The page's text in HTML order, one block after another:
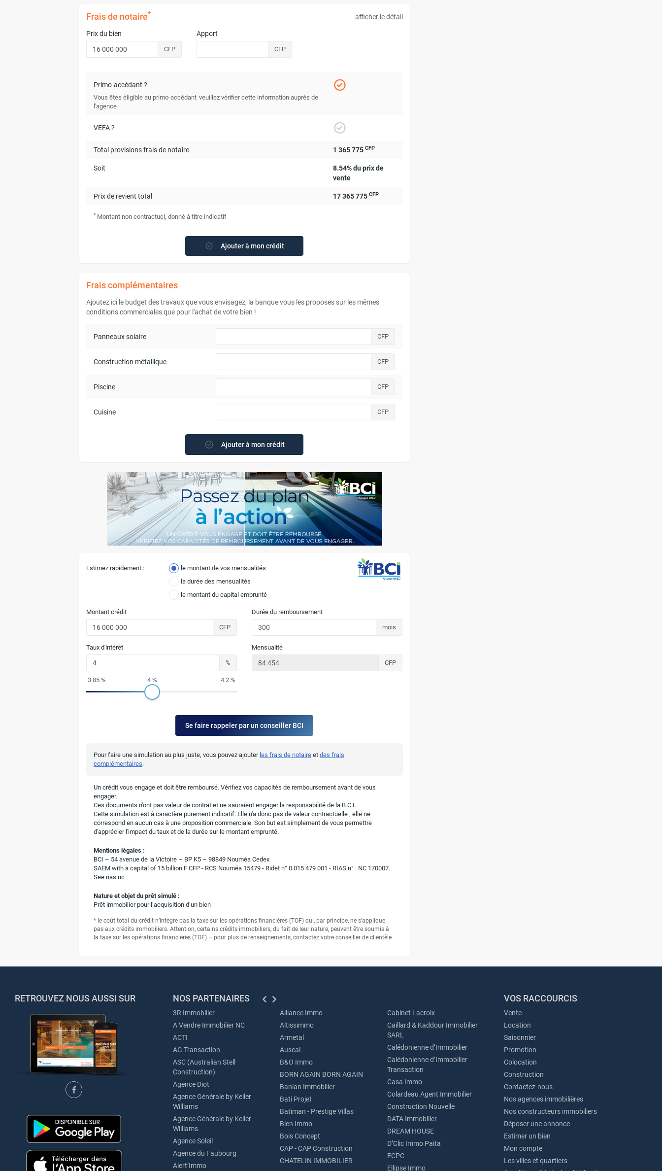
Frais de notaire* afficher le détail
Prix du bien
CFP
Apport
CFP
Primo-accédant ?
Vous êtes éligible au primo-accédant veuillez vérifier cette information auprès de
l'agence
VEFA ?
Total provisions frais de notaire 1 365 775 CFP
Soit
8.54% du prix de
vente
Prix de revient total 17 365 775 CFP
* Montant non contractuel, donné à titre indicatif
Ajouter à mon crédit
Frais complémentaires
Ajoutez ici le budget des travaux que vous envisagez, la banque vous les proposes sur les mêmes
conditions commerciales que pour l'achat de votre bien !
Panneaux solaire CFP
Construction métallique CFP
Piscine CFP
Cuisine CFP
Ajouter à mon crédit
Estimez rapidement :
le montant de vos mensualités
la durée des mensualités
le montant du capital emprunté
Montant crédit
CFP
Taux d'intérêt
%
3.85 % 4.2 %
4 %
Durée du remboursement
mois
Mensualité
CFP
Se faire rappeler par un conseiller BCI
Pour faire une simulation au plus juste, vous pouvez ajouter les frais de notaire et des frais
complémentaires.
Un crédit vous engage et doit être remboursé. Vérifiez vos capacités de remboursement avant de vous
engager.
Ces documents n'ont pas valeur de contrat et ne sauraient engager la responsabilité de la B.C.I.
Cette simulation est à caractère purement indicatif. Elle n'a donc pas de valeur contractuelle ; elle ne
correspond en aucun cas à une proposition commerciale. Son but est simplement de vous permettre
d'apprécier l'impact du taux et de la durée sur le montant emprunté.
Mentions légales :
BCI – 54 avenue de la Victoire – BP K5 – 98849 Nouméa Cedex
SAEM with a capital of 15 billion F CFP - RCS Nouméa 15479 - Ridet n° 0 015 479 001 - RIAS n° : NC 170007.
See rias.nc
Nature et objet du prêt simulé :
Prêt immobilier pour l’acquisition d’un bien
* le coût total du crédit n’intègre pas la taxe sur les opérations financières (TOF) qui, par principe, ne s’applique
pas aux crédits immobiliers. Attention, certains crédits immobiliers, du fait de leur nature, peuvent être soumis à
la taxe sur les opérations financières (TOF) – pour plus de renseignements, contactez votre conseiller de clientèle
RETROUVEZ NOUS AUSSI SUR NOS PARTENAIRES
3R Immobilier
A Vendre Immobilier NC
ACTI
AG Transaction
ASC (Australian Stell
Construction)
Agence Diot
Agence Générale by Keller
Williams
Agence Générale by Keller
Williams
Agence Soleil
Agence du Faubourg
Alert’Immo
Alliance Immo
Altissimmo
Armetal
Auscal
B&O Immo
BORN AGAIN BORN AGAIN
Banian Immobilier
Bati Projet
Batiman - Prestige Villas
Bien Immo
Bois Concept
CAP - CAP Construction
CHATELIN IMMOBILIER
Cabinet Lacroix
Caillard & Kaddour Immobilier
SARL
Calédonienne d’Immobilier
Calédonienne d’Immobilier
Transaction
Casa Immo
Colardeau Agent Immobilier
Construction Nouvelle
DATA Immobilier
DREAM HOUSE
D’Clic Immo Paita
ECPC
Ellipse Immo
VOS RACCOURCIS
Vente
Location
Saisonnier
Promotion
Colocation
Construction
Contactez-nous
Nos agences immobilières
Nos constructeurs immobiliers
Déposer une annonce
Estimer un bien
Mon compte
Les villes et quartiers